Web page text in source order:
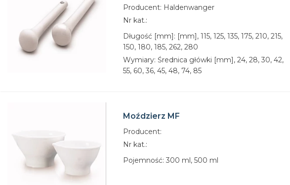
Producent: Haldenwanger
Nr kat.:
Długość [mm]: [mm], 115, 125, 135, 175, 210, 215,
150, 180, 185, 262, 280
Wymiary: Średnica główki [mm], 24, 28, 30, 42,
55, 60, 36, 45, 48, 74, 85
Moździerz MF
Producent:
Nr kat.:
Pojemność: 300 ml, 500 ml